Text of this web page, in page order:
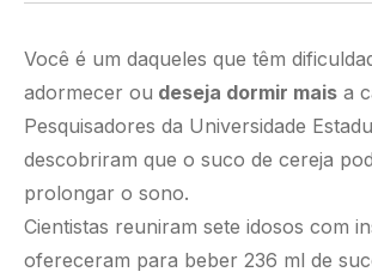
Você é um daqueles que têm
adormecer ou deseja dormir mais a
Pesquisadores da Universidade
descobriram que o suco de cereja
prolongar o sono.
Cientistas reuniram sete idosos com
ofereceram para beber 236 ml de